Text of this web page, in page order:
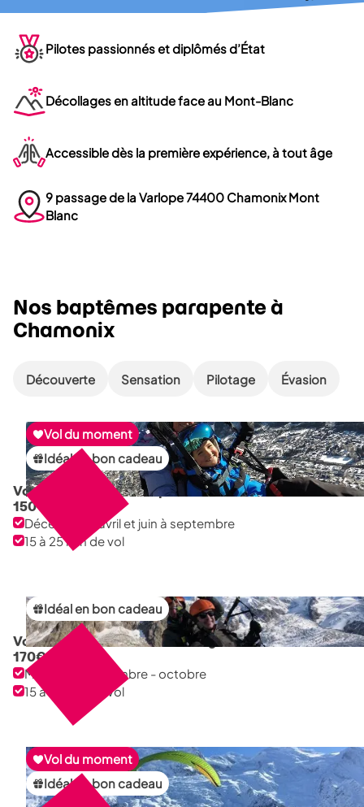
Pilotes passionnés et diplômés d’État
Décollages en altitude face au Mont-Blanc
Accessible dès la première expérience, à tout âge
9 passage de la Varlope 74400 Chamonix Mont
Blanc
Nos baptêmes parapente à
Chamonix
Découverte Sensation Pilotage Évasion
Vol du moment
Idéal en bon cadeau
Vol découverte à Planpraz Brévent
150€
Décembre à avril et juin à septembre
15 à 25 min de vol
Idéal en bon cadeau
Vol découverte au Plan de l'aiguille
170€
Mai - juin -septembre - octobre
15 à 25 min de vol
Vol du moment
Idéal en bon cadeau